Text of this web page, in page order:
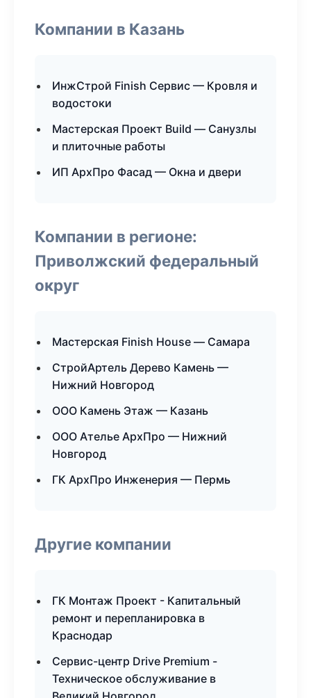
Компании в Казань
ИнжСтрой Finish Сервис — Кровля и
водостоки
Мастерская Проект Build — Санузлы
и плиточные работы
ИП АрхПро Фасад — Окна и двери
Компании в регионе:
Приволжский федеральный
округ
Мастерская Finish House — Самара
СтройАртель Дерево Камень —
Нижний Новгород
ООО Камень Этаж — Казань
ООО Ателье АрхПро — Нижний
Новгород
ГК АрхПро Инженерия — Пермь
Другие компании
ГК Монтаж Проект - Капитальный
ремонт и перепланировка в
Краснодар
Сервис-центр Drive Premium -
Техническое обслуживание в